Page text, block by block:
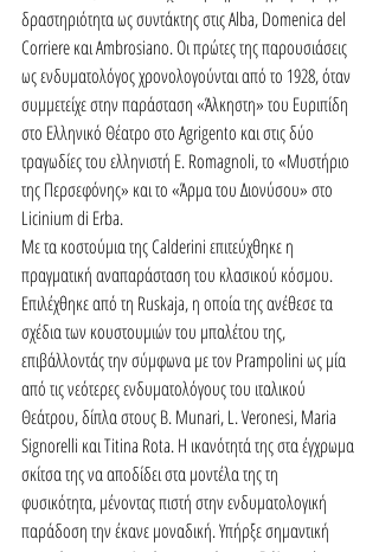
δραστηριότητα ως συντάκτης στις Alba, Domenica del
Corriere και Ambrosiano. Οι πρώτες της παρουσιάσεις
ως ενδυματολόγος χρονολογούνται από το 1928, όταν
συμμετείχε στην παράσταση «Άλκηστη» του Ευριπίδη
στο Ελληνικό Θέατρο στο Agrigento και στις δύο
τραγωδίες του ελληνιστή E. Romagnoli, το «Μυστήριο
της Περσεφόνης» και το «Άρμα του Διονύσου» στο
Licinium di Erba.
Με τα κοστούμια της Calderini επιτεύχθηκε η
πραγματική αναπαράσταση του κλασικού κόσμου.
Επιλέχθηκε από τη Ruskaja, η οποία της ανέθεσε τα
σχέδια των κουστουμιών του μπαλέτου της,
επιβάλλοντάς την σύμφωνα με τον Prampolini ως μία
από τις νεότερες ενδυματολόγους του ιταλικού
Θεάτρου, δίπλα στους B. Munari, L. Veronesi, Maria
Signorelli και Titina Rota. Η ικανότητά της στα έγχρωμα
σκίτσα της να αποδίδει στα μοντέλα της τη
φυσικότητα, μένοντας πιστή στην ενδυματολογική
παράδοση την έκανε μοναδική. Υπήρξε σημαντική